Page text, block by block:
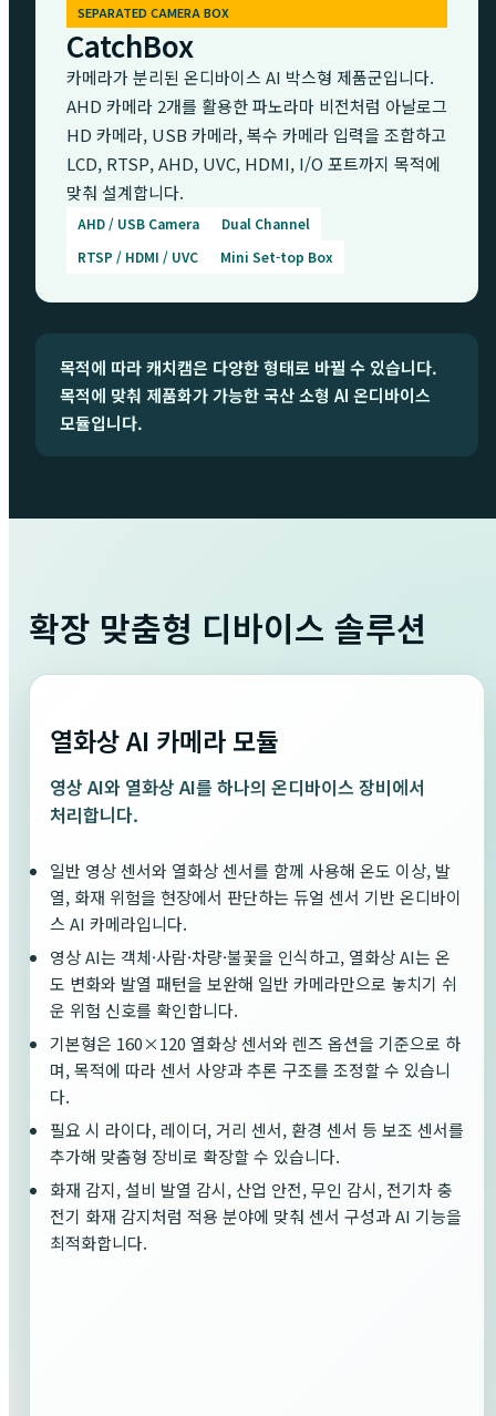
SEPARATED CAMERA BOX
CatchBox
카메라가 분리된 온디바이스 AI 박스형 제품군입니다.
AHD 카메라 2개를 활용한 파노라마 비전처럼 아날로그
HD 카메라, USB 카메라, 복수 카메라 입력을 조합하고
LCD, RTSP, AHD, UVC, HDMI, I/O 포트까지 목적에
맞춰 설계합니다.
AHD / USB Camera
Dual Channel
RTSP / HDMI / UVC
Mini Set-top Box
목적에 따라 캐치캠은 다양한 형태로 바뀔 수 있습니다.
목적에 맞춰 제품화가 가능한 국산 소형 AI 온디바이스
모듈입니다.
확장 맞춤형 디바이스 솔루션
열화상 AI 카메라 모듈
영상 AI와 열화상 AI를 하나의 온디바이스 장비에서
처리합니다.
일반 영상 센서와 열화상 센서를 함께 사용해 온도 이상, 발
열, 화재 위험을 현장에서 판단하는 듀얼 센서 기반 온디바이
스 AI 카메라입니다.
영상 AI는 객체·사람·차량·불꽃을 인식하고, 열화상 AI는 온
도 변화와 발열 패턴을 보완해 일반 카메라만으로 놓치기 쉬
운 위험 신호를 확인합니다.
기본형은 160×120 열화상 센서와 렌즈 옵션을 기준으로 하
며, 목적에 따라 센서 사양과 추론 구조를 조정할 수 있습니
다.
필요 시 라이다, 레이더, 거리 센서, 환경 센서 등 보조 센서를
추가해 맞춤형 장비로 확장할 수 있습니다.
화재 감지, 설비 발열 감시, 산업 안전, 무인 감시, 전기차 충
전기 화재 감지처럼 적용 분야에 맞춰 센서 구성과 AI 기능을
최적화합니다.